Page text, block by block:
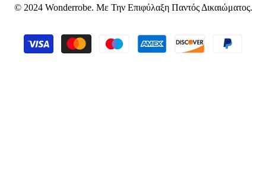
© 2024 Wonderrobe. Με Την Επιφύλαξη Παντός Δικαιώματος.
Τρόποι
πληρωμής